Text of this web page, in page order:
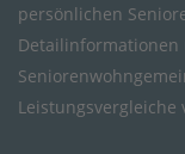
persönlichen
Leistungsvergleiche